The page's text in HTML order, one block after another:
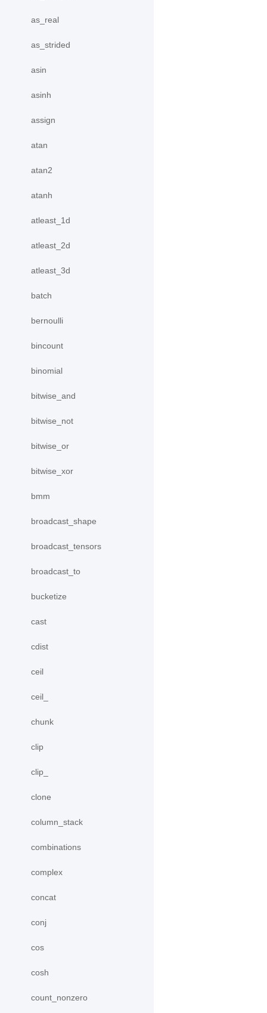
as_real
as_strided
asin
asinh
assign
atan
atan2
atanh
atleast_1d
atleast_2d
atleast_3d
batch
bernoulli
bincount
binomial
bitwise_and
bitwise_not
bitwise_or
bitwise_xor
bmm
broadcast_shape
broadcast_tensors
broadcast_to
bucketize
cast
cdist
ceil
ceil_
chunk
clip
clip_
clone
column_stack
combinations
complex
concat
conj
cos
cosh
count_nonzero